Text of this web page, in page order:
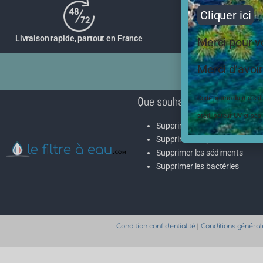
Livraison rapide, partout en France Service client -
Que souhaitez-vous faire
Supprimer le calcaire
Supprimer les polluants
Supprimer les sédiments
Supprimer les bactéries
Condition confidentialité|Conditions
Cliquer ici
Merci pour
Merci
Code promo du mois
stérilisateur UV et